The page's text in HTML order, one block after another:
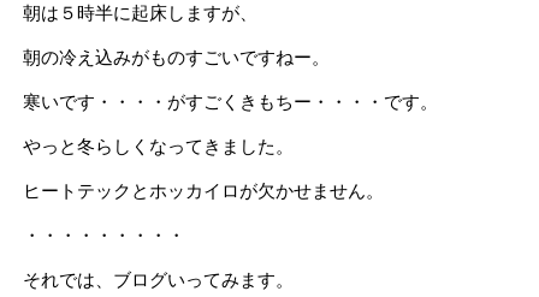
朝は５時半に起床しますが、
朝の冷え込みがものすごいですねー。
寒いです・・・・がすごくきもちー・・・・です。
やっと冬らしくなってきました。
ヒートテックとホッカイロが欠かせません。
・・・・・・・・・
それでは、ブログいってみます。